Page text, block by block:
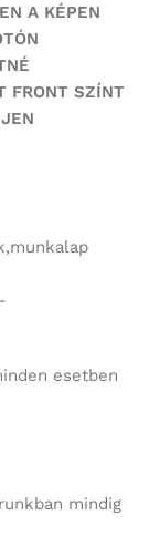
A KÉPEN
FRONT SZÍNT
esetben
mindig